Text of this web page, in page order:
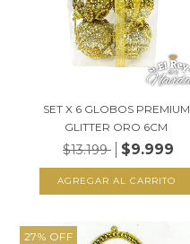
SET X 6 GLOBOS PREMIUM
GLITTER ORO 6CM
$13.199 $9.999
27% OFF